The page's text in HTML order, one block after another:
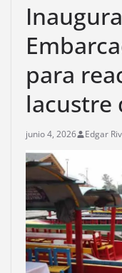
para
lacustre
junio 4, 2026 Edgar